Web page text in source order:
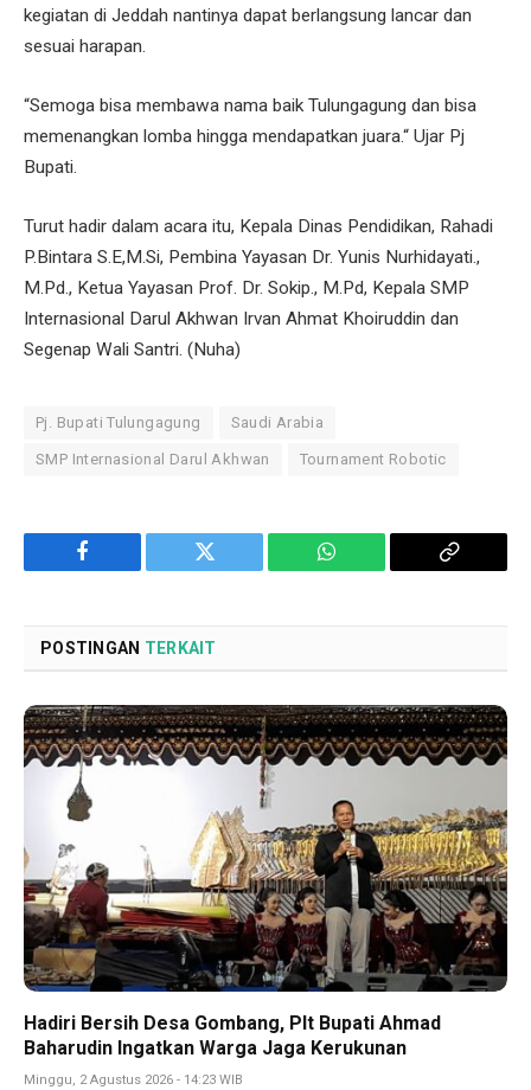
kegiatan di Jeddah nantinya dapat berlangsung lancar dan
sesuai harapan.
“Semoga bisa membawa nama baik Tulungagung dan bisa
memenangkan lomba hingga mendapatkan juara.“ Ujar Pj
Bupati.
Turut hadir dalam acara itu, Kepala Dinas Pendidikan, Rahadi
P.Bintara S.E,M.Si, Pembina Yayasan Dr. Yunis Nurhidayati.,
M.Pd., Ketua Yayasan Prof. Dr. Sokip., M.Pd, Kepala SMP
Internasional Darul Akhwan Irvan Ahmat Khoiruddin dan
Segenap Wali Santri. (Nuha)
Pj. Bupati Tulungagung Saudi Arabia
SMP Internasional Darul Akhwan Tournament Robotic
Facebook Twitter WhatsApp
Copy
POSTINGAN TERKAIT
Hadiri Bersih Desa Gombang, Plt Bupati Ahmad
Baharudin Ingatkan Warga Jaga Kerukunan
Minggu, 2 Agustus 2026 - 14:23 WIB